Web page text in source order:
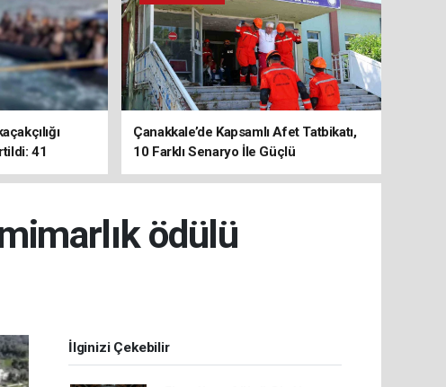
41
Çanakkale’de Kapsamlı Afet Tatbikatı,
10 Farklı Senaryo İle Güçlü
Koordinasyon
ödülü
İlginizi Çekebilir